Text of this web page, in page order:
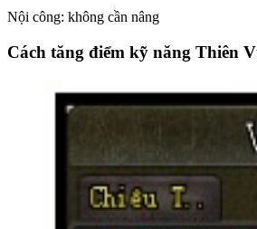
Nội công: không cần nâng
Cách tăng điểm kỹ năng Thiên